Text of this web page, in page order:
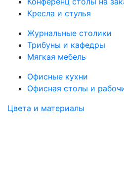
Кресла и стулья
Журнальные столики
Трибуны и кафедры
Мягкая мебель
Офисные кухни
Офисная столы и
Цвета и материалы